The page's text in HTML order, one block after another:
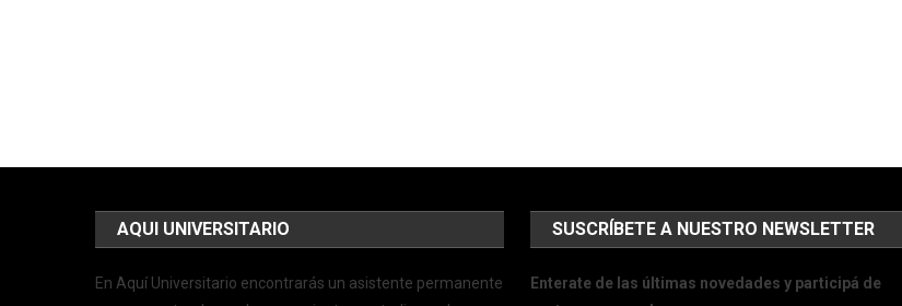
AQUI UNIVERSITARIO
En Aquí Universitario encontrarás un asistente permanente
SUSCRÍBETE A NUESTRO NEWSLETTER
Enterate de las últimas novedades y participá de